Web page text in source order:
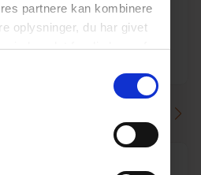
partnere kan kombinere
oplysninger, du har givet
indsamlet fra din brug af
bruge